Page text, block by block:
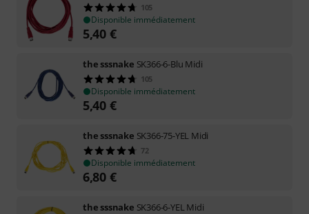
105
Disponible immédiatement
5,40 €
the sssnake SK366-6-Blu Midi
105
Disponible immédiatement
5,40 €
the sssnake SK366-75-YEL Midi
72
Disponible immédiatement
6,80 €
the sssnake SK366-6-YEL Midi